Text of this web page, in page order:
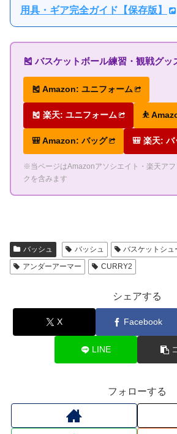
用具・ギア完全ガイド【保存版】
🎽 バスケットボール練習・観戦グッ
🎽 Amazon: ユニフォーム
🎽 楽天: ユニフォーム ⛹
🎒 Amazon: バッグ 🎒 楽天: バ
※当ページはAmazonアソシエイト・楽天ア
クを含みます
バッシュ バッシュ
バスケットシュ
アンダーアーマー
CURRY2
シェアする
X Facebook
LINE
フォローする